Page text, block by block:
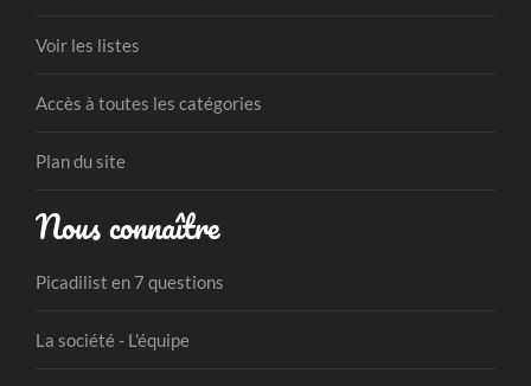
Voir les listes
Accès à toutes les catégories
Plan du site
Nous connaître
Picadilist en 7 questions
La société - L'équipe